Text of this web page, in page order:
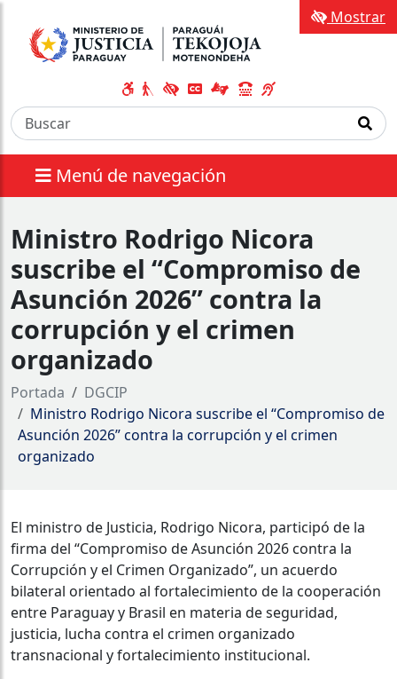
Menú de navegación
Mostrar
Ministro Rodrigo Nicora
suscribe el “Compromiso de
Asunción 2026” contra la
corrupción y el crimen
organizado
Portada
DGCIP
Ministro Rodrigo Nicora suscribe el “Compromiso de
Asunción 2026” contra la corrupción y el crimen
organizado
El ministro de Justicia, Rodrigo Nicora, participó de la
firma del “Compromiso de Asunción 2026 contra la
Corrupción y el Crimen Organizado”, un acuerdo
bilateral orientado al fortalecimiento de la cooperación
entre Paraguay y Brasil en materia de seguridad,
justicia, lucha contra el crimen organizado
transnacional y fortalecimiento institucional.